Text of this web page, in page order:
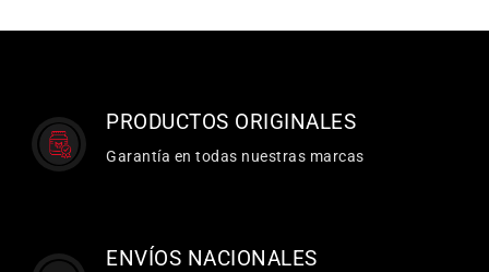
PRODUCTOS ORIGINALES
Garantía en todas nuestras marcas
ENVÍOS NACIONALES